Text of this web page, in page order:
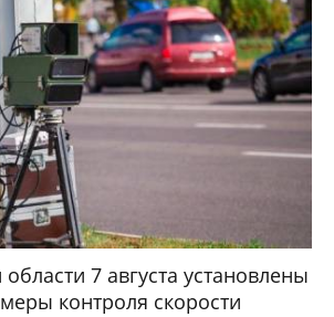
7 августа установлены
контроля скорости